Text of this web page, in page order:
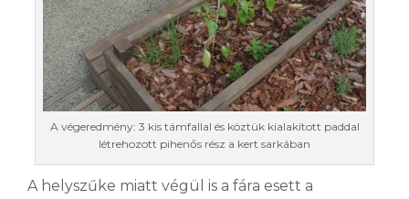
A végeredmény: 3 kis támfallal és köztük kialakított paddal
létrehozott pihenős rész a kert sarkában
A helyszűke miatt végül is a fára esett a